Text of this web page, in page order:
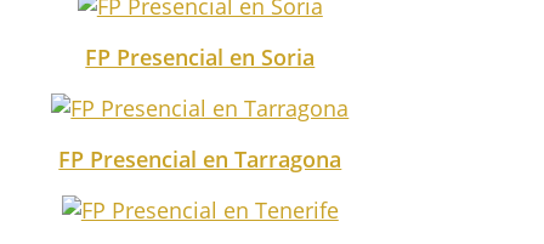
FP Presencial en Soria
FP Presencial en Tarragona